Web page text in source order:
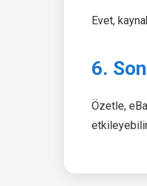
Evet,
6.
Özetle,